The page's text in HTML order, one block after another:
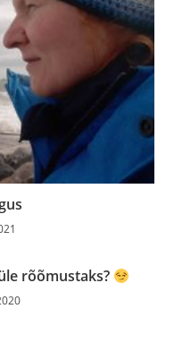
rõõmustaks?